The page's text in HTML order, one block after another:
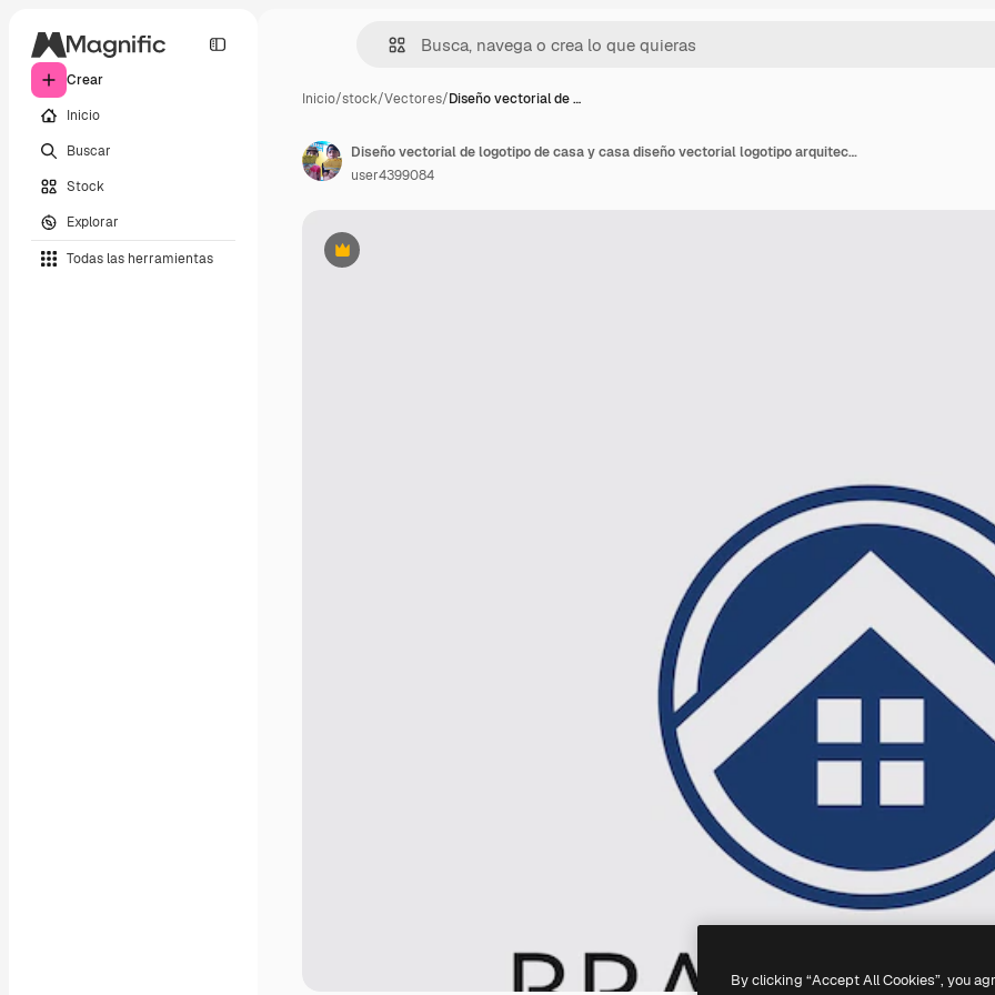
Crear
Inicio
Buscar
Stock
Explorar
Todas las herramientas
Inicio/stock/Vectores/Diseño vectorial de …
Premium
Diseño vectorial de logotipo de casa y casa diseño vectorial logotipo arquitectura y diseño de edificios propiedad estancia en casa propiedad logotipo de negocio
user4399084
By clicking “Accept All Cookies”, you